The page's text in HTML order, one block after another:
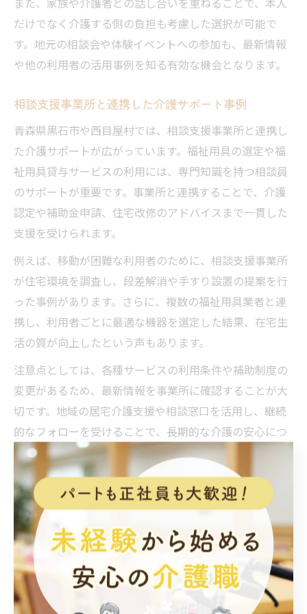
だけでなく介護する側の負担も考慮した選択が可能で
す。地元の相談会や体験イベントへの参加も、最新情報
や他の利用者の活用事例を知る有効な機会となります。
相談支援事業所と連携した介護サポート事例
青森県黒石市や西目屋村では、相談支援事業所と連携し
た介護サポートが広がっています。福祉用具の選定や福
祉用具貸与サービスの利用には、専門知識を持つ相談員
のサポートが重要です。事業所と連携することで、介護
認定や補助金申請、住宅改修のアドバイスまで一貫した
支援を受けられます。
例えば、移動が困難な利用者のために、相談支援事業所
が住宅環境を調査し、段差解消や手すり設置の提案を行
った事例があります。さらに、複数の福祉用具業者と連
携し、利用者ごとに最適な機器を選定した結果、在宅生
活の質が向上したという声もあります。
注意点としては、各種サービスの利用条件や補助制度の
変更があるため、最新情報を事業所に確認することが大
切です。地域の居宅介護支援や相談窓口を活用し、継続
的なフォローを受けることで、長期的な介護の安心につ
ながります。
介護用品で実現する家族の安心サポート術
介護用品の適切な活用は、利用者本人だけでなく家族全
体の安心感にも直結します。青森県黒石市や西目屋村の
家庭では、介護ベッドや見守りセンサー、入浴補助器具
などを導入することで、介護者の負担軽減と事故防止を
両立しています。